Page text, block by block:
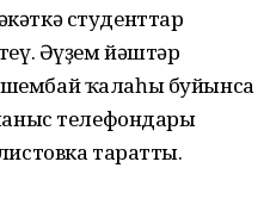
студенттар
Әүҙем йәштәр
ҡалаһы буйынса
телефондары
таратты.